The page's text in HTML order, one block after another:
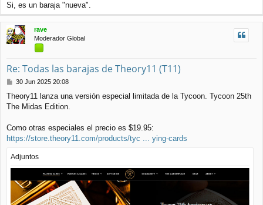
Si, es un baraja "nueva".
r
i
rave
Moderador Global
Re: Todas las barajas de Theory11 (T11)
M
n
s
j
30 Jun 2025 20:08
Theory11 lanza una versión especial limitada de la Tycoon. Tycoon 25th
The Midas Edition.
Como otras especiales el precio es $19.95:
https://store.theory11.com/products/tyc ... ying-cards
Adjuntos